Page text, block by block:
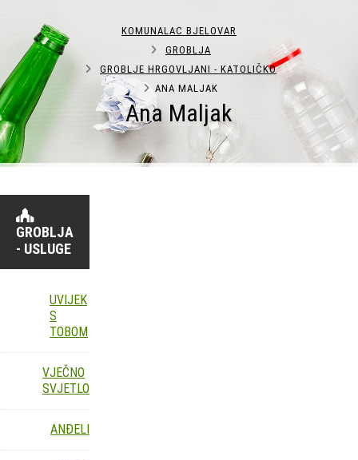
Ana Maljak
KOMUNALAC BJELOVAR
GROBLJA
GROBLJE HRGOVLJANI - KATOLIČKO
ANA MALJAK
GROBLJA
- USLUGE
UVIJEK
S
TOBOM
VJEČNO
SVJETLO
ANĐELI